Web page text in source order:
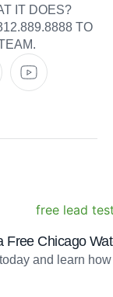
IT DOES?
TO
Chicago
and learn